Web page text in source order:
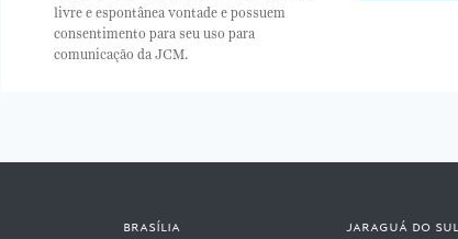
livre e espontânea vontade e possuem
consentimento para seu uso para
comunicação da JCM.
brasília jaraguá do sul